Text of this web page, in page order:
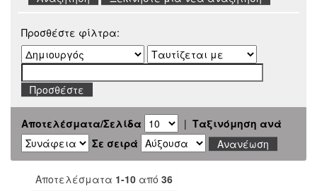
Προσθέστε φίλτρα:
Αποτελέσματα/Σελίδα | Ταξινόμηση ανά
Σε σειρά
Αποτελέσματα 1-10 από 36